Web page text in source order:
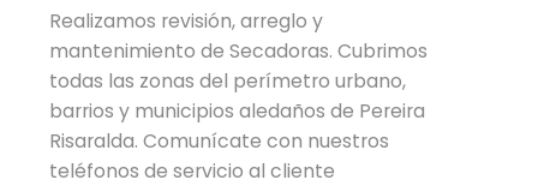
Realizamos revisión, arreglo y
mantenimiento de Secadoras. Cubrimos
todas las zonas del perímetro urbano,
barrios y municipios aledaños de Pereira
Risaralda. Comunícate con nuestros
teléfonos de servicio al cliente